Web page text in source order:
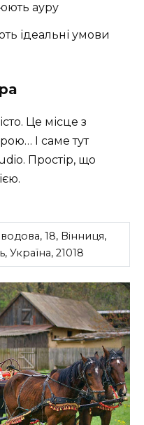
ауру
ідеальні умови
Це місце з
І саме тут
Простір, що
18, Вінниця,
Україна, 21018